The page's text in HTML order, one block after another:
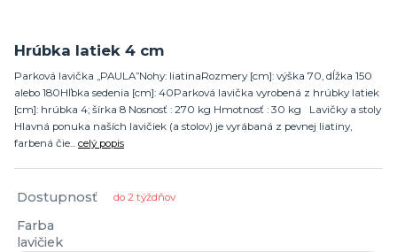
Hrúbka latiek 4 cm
Parková lavička „PAULA”Nohy: liatinaRozmery [cm]: výška 70, dĺžka 150
alebo 180Hľbka sedenia [cm]: 40Parková lavička vyrobená z hrúbky latiek
[cm]: hrúbka 4; šírka 8 Nosnosť : 270 kg Hmotnosť : 30 kg Lavičky a stoly
Hlavná ponuka naších lavičiek (a stolov) je vyrábaná z pevnej liatiny,
farbená čie... celý popis
Dostupnosť do 2 týždňov
Farba
lavičiek